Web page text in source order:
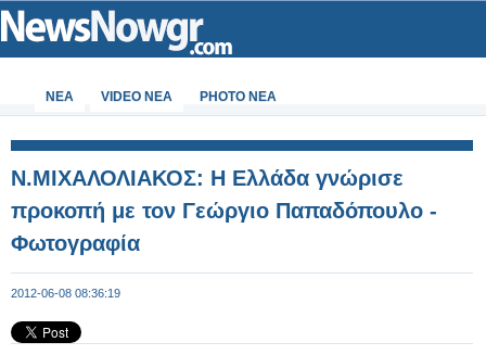
ΝΕΑ VIDEO NEA PHOTO NEA
Ν.ΜΙΧΑΛΟΛΙΑΚΟΣ: Η Ελλάδα γνώρισε
προκοπή με τον Γεώργιο Παπαδόπουλο -
Φωτογραφία
2012-06-08 08:36:19